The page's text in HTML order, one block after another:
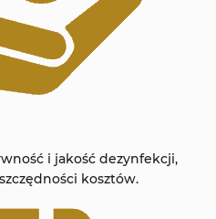
i jakość dezynfekcji,
kosztów.